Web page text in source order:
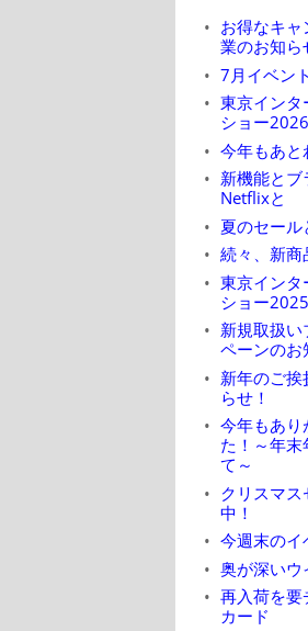
お得なキ
業のお知ら
7月イベン
東京インタ
ショー
今年もあと
新機能とブ
Netflixと
夏のセール
続々、新商
東京インタ
ショー
新規取扱
ペーンのお
新年のご
らせ！
今年もあり
た！～年
て～
クリスマ
中！
今週末のイ
奥が深いウ
再入荷を要
カード